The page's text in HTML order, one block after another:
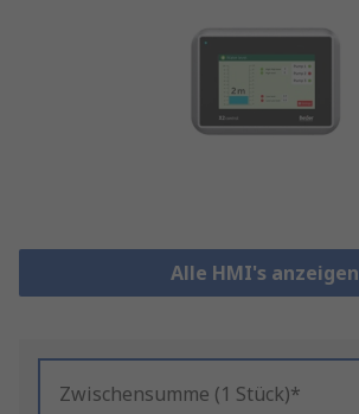
Alle HMI's anzeigen
Zwischensumme (1 Stück)*